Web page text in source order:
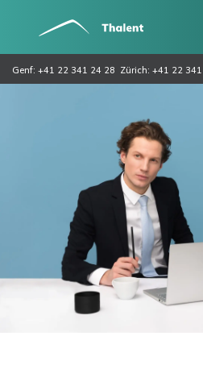
Genf: +41 22 341 24 28 Zürich: +41 22